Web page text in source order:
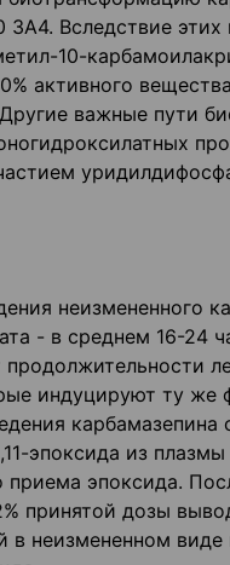
Вследствие
10-
активного
важные пути
неизмененного
- в среднем 16-24
индуцируют ту же
карбамазепина
эпоксида из
приема эпоксида.
принятой дозы
неизмененном